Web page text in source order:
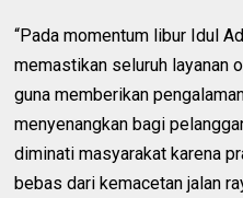
“Pada momentum libur Idul
memastikan seluruh layanan
guna memberikan
menyenangkan bagi
diminati masyarakat karena
bebas dari kemacetan jalan